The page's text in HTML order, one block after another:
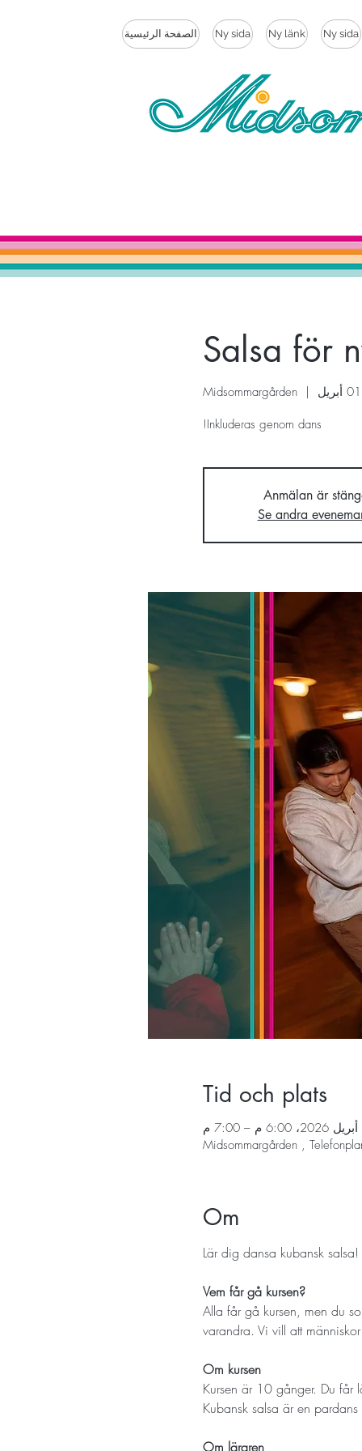
الصفحة الرئيسية Ny sida Ny länk Ny sida
Salsa för
  |
Midsommargården
Inkluderas genom dans!
Anmälan är
Se andra
Tid och plats
Midsommargården ,
Om
Lär dig dansa kubansk
Vem får gå kursen?
Alla får gå kursen, men du
varandra. Vi vill att
Om kursen
Kursen är 10 gånger. Du får
Kubansk salsa är en
Om läraren